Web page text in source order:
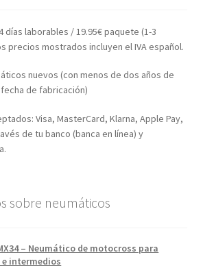
días laborables / 19.95€ paquete (1-3
precios mostrados incluyen el IVA español.
nuevos (con menos de dos años de
de fabricación)
Visa, MasterCard, Klarna, Apple Pay,
de tu banco (banca en línea) y
sobre neumáticos
– Neumático de motocross para
intermedios